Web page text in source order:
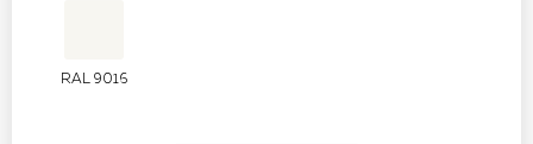
RAL 9016